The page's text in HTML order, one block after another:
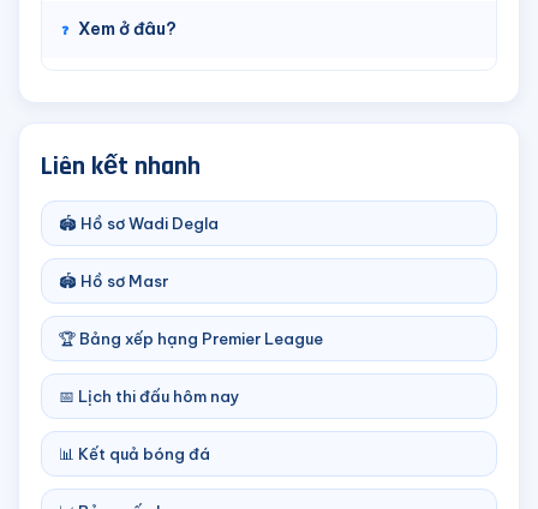
Xem ở đâu?
Liên kết nhanh
🏟️ Hồ sơ Wadi Degla
🏟️ Hồ sơ Masr
🏆 Bảng xếp hạng Premier League
📅 Lịch thi đấu hôm nay
📊 Kết quả bóng đá